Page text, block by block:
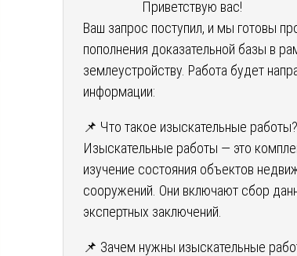
Приветствую вас!
Ваш запрос поступил, и мы готовы
пополнения доказательной базы в
землеустройству. Работа будет
информации:
📌 Что такое изыскательные работы?
Изыскательные работы — это
изучение состояния объектов
сооружений. Они включают сбор
экспертных заключений.
📌 Зачем нужны изыскательные